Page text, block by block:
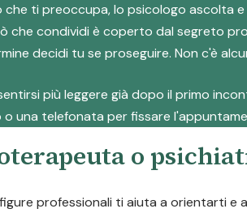
che ti preoccupa, lo psicologo ascolta
che condividi è coperto dal segreto
decidi tu se proseguire. Non c'è
più leggere già dopo il primo
o una telefonata per fissare
o
professionali ti aiuta a orientarti e